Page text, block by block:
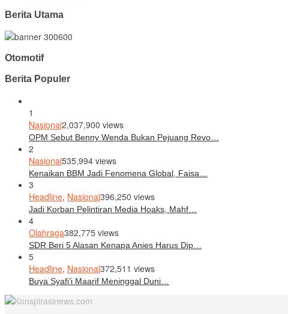
Berita Utama
Otomotif
Berita Populer
1
Nasional2,037,900 views
OPM Sebut Benny Wenda Bukan Pejuang Revo…
2
Nasional535,994 views
Kenaikan BBM Jadi Fenomena Global, Faisa…
3
Headline, Nasional396,250 views
Jadi Korban Pelintiran Media Hoaks, Mahf…
4
Olahraga382,775 views
SDR Beri 5 Alasan Kenapa Anies Harus Dip…
5
Headline, Nasional372,511 views
Buya Syafi’i Maarif Meninggal Duni…